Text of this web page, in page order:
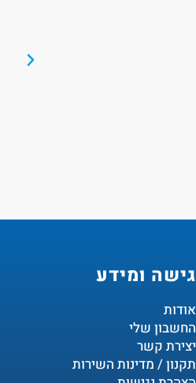
גישה ומידע
אודות
החשבון שלי
יצירת קשר
תקנון / מדינות השירות